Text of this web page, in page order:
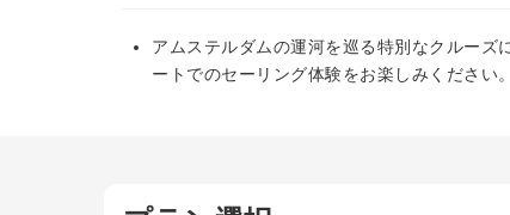
アムステルダムの運河を巡る特別なクルーズ
ートでのセーリング体験をお楽しみください。